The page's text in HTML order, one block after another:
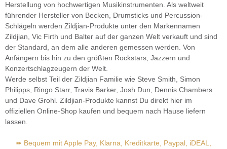
Herstellung von hochwertigen Musikinstrumenten. Als weltweit
führender Hersteller von Becken, Drumsticks und Percussion-
Schlägeln werden Zildjian-Produkte unter den Markennamen
Zildjian, Vic Firth und Balter auf der ganzen Welt verkauft und sind
der Standard, an dem alle anderen gemessen werden. Von
Anfängern bis hin zu den größten Rockstars, Jazzern und
Konzertschlagzeugern der Welt.
Werde selbst Teil der Zildjian Familie wie Steve Smith, Simon
Philipps, Ringo Starr, Travis Barker, Josh Dun, Dennis Chambers
und Dave Grohl. Zildjian-Produkte kannst Du direkt hier im
offiziellen Online-Shop kaufen und bequem nach Hause liefern
lassen.
➠ Bequem mit Apple Pay, Klarna, Kreditkarte, Paypal, iDEAL,